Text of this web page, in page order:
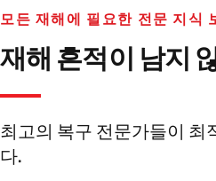
모든 재해에 필요한 전문 지식
재해 흔적이 남지
최고의 복구 전문가들이 최
다.